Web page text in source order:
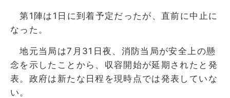
第1陣は1日に到着予定だったが、直前に中止に
なった。
地元当局は7月31日夜、消防当局が安全上の懸
念を示したことから、収容開始が延期されたと発
表。政府は新たな日程を現時点では発表していな
い。